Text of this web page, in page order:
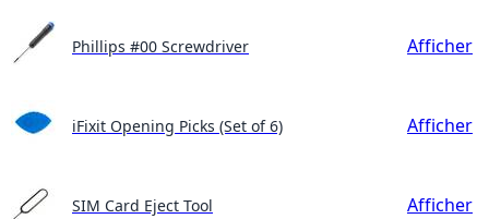
Phillips #00 Screwdriver Afficher
iFixit Opening Picks (Set of 6) Afficher
SIM Card Eject Tool Afficher